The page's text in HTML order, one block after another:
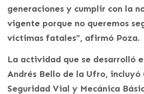
generaciones y cumplir con la
vigente porque no queremos
víctimas fatales”, afirmó Poza.
La actividad que se desarrolló
Andrés Bello de la Ufro, incluyó
Seguridad Vial y Mecánica